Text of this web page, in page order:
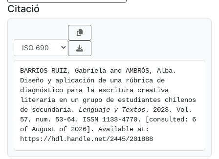
cuentos por parte de estudiantes chilenos de
secundaria. Además, el proceso de construcción de la
rúbrica y sus diferentes fases fueron validadas por
expertos.
Citació
BARRIOS RUIZ, Gabriela and AMBRÒS, Alba.
Diseño y aplicación de una rúbrica de
diagnóstico para la escritura creativa
literaria en un grupo de estudiantes chilenos
de secundaria. Lenguaje y Textos . 2023. Vol.
57, num. 53-64. ISSN 1133-4770. [consulted: 6
of August of 2026]. Available at:
https://hdl.handle.net/2445/201888